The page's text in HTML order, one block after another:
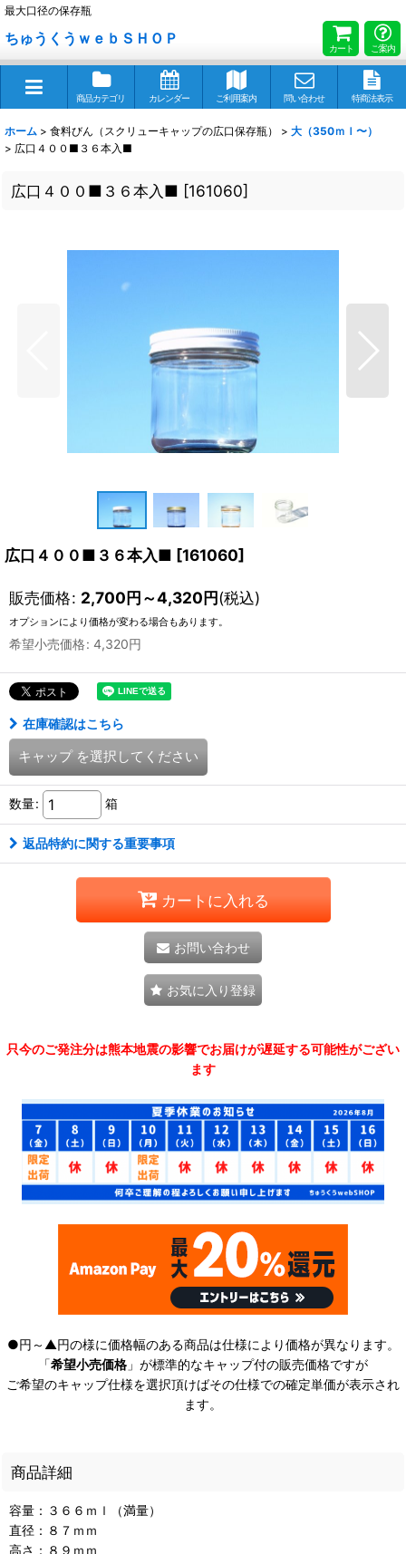
最大口径の保存瓶
ちゅうくうｗｅｂＳＨＯＰ
カート ご案内
商品カテゴリ カレンダー ご利用案内 問い合わせ 特商法表示
ホーム > 食料びん（スクリューキャップの広口保存瓶） > 大（350ｍｌ〜）
> 広口４００■３６本入■
広口４００■３６本入■ [161060]
広口４００■３６本入■ [161060]
販売価格: 2,700円～4,320円(税込)
オプションにより価格が変わる場合もあります。
希望小売価格: 4,320円
在庫確認はこちら
キャップ を選択してください
数量: 箱
返品特約に関する重要事項
カートに入れる
お問い合わせ
お気に入り登録
只今のご発注分は熊本地震の影響でお届けが遅延する可能性がござい
ます
●円～▲円の様に価格幅のある商品は仕様により価格が異なります。
「希望小売価格 」が標準的なキャップ付の販売価格ですが
ご希望のキャップ仕様を選択頂けばその仕様での確定単価が表示され
ます。
商品詳細
容量：３６６ｍｌ（満量）
直径：８７ｍｍ
高さ：８９ｍｍ